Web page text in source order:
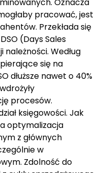
pracować, jest
Przekłada się
(Days Sales
Według
się na
dłuższe nawet o 40%
procesów.
księgowości. Jak
optymalizacja
z głównych
w
Zdolność do